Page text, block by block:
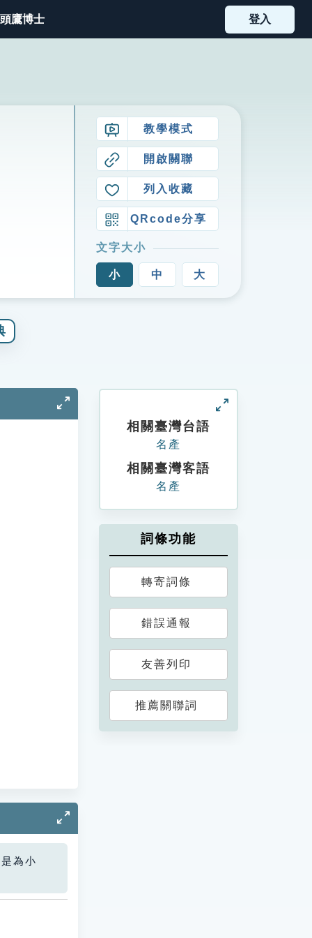
鷹博士 登入
教學模式
開啟關聯
列入收藏
QRcode分享
文字大小
小 中 大
為小
相關臺灣台語
名產
相關臺灣客語
名產
詞條功能
轉寄詞條
錯誤通報
友善列印
推薦關聯詞